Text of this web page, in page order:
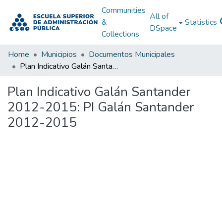
Communities
&
Collections
All of
DSpace
Statistics
Home Municipios
Documentos Municipales
Plan Indicativo Galán Santander 2012-2015: PI Galán Santander 2012-2015
Plan Indicativo Galán Santander
2012-2015: PI Galán Santander
2012-2015